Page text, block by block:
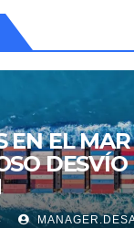
EN EL
DESVÍO